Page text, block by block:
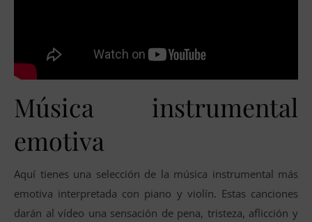
Música instrumental
emotiva
Aquí tienes una selección de la música instrumental más
emotiva interpretada con piano y violín. Estas canciones
darán al vídeo una sensación de pena, tristeza, aflicción y